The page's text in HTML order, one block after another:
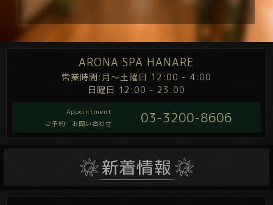
ARONA SPA HANARE
営業時間:月～土曜日 12:00 - 4:00
日曜日 12:00 - 23:00
Appointment
ご予約・お問い合わせ
03-3200-8606